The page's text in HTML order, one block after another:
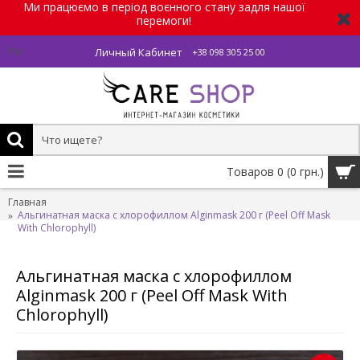
Ми працюємо в період воєнного стану задля нашої
перемоги!
Рус Личный Кабинет +38 098 305 25 00
Товаров 0 (0 грн.)
Главная
Альгинатная маска с хлорофиллом Alginmask 200 г (Peel Off Mask
With Chlorophyll)
Альгинатная маска с хлорофиллом
Alginmask 200 г (Peel Off Mask With
Chlorophyll)